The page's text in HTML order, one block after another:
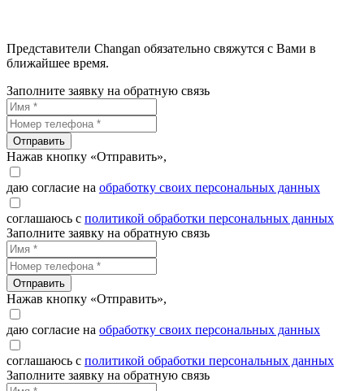
Представители Changan обязательно свяжутся с Вами в
ближайшее время.
Заполните заявку на обратную связь
Отправить
Нажав кнопку «Отправить»,
даю согласие на обработку своих персональных данных
соглашаюсь с политикой обработки персональных данных
Заполните заявку на обратную связь
Отправить
Нажав кнопку «Отправить»,
даю согласие на обработку своих персональных данных
соглашаюсь с политикой обработки персональных данных
Заполните заявку на обратную связь